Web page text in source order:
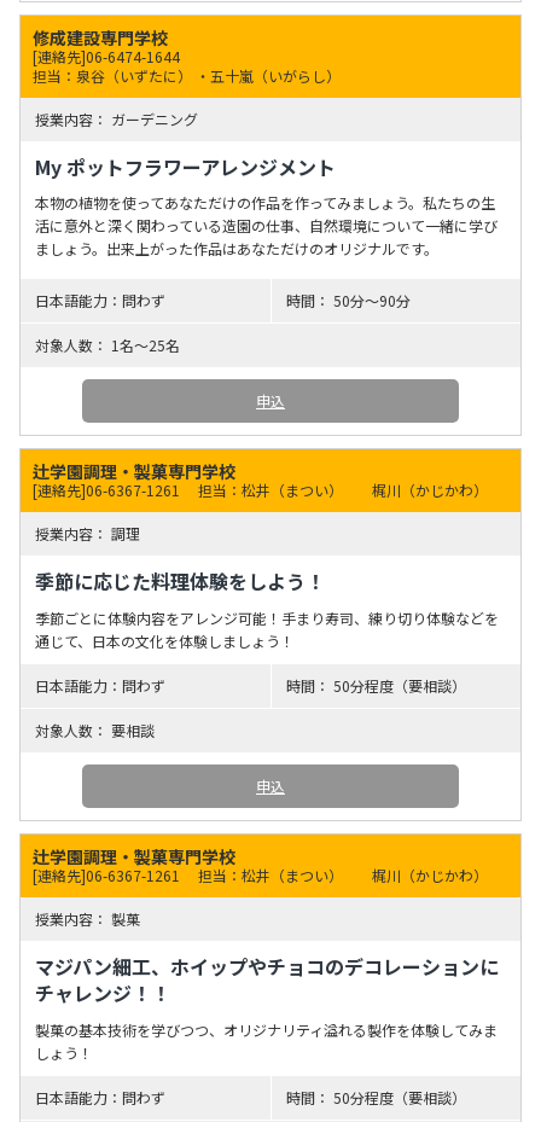
修成建設専門学校
[連絡先]06-6474-1644
担当：泉谷（いずたに） ・五十嵐（いがらし）
ガーデニング
My ポットフラワーアレンジメント
本物の植物を使ってあなただけの作品を作ってみましょう。私たちの生
活に意外と深く関わっている造園の仕事、自然環境について一緒に学び
ましょう。出来上がった作品はあなただけのオリジナルです。
問わず 50分〜90分
1名～25名
申込
辻学園調理・製菓専門学校
[連絡先]06-6367-1261 担当：松井（まつい） 梶川（かじかわ）
調理
季節に応じた料理体験をしよう！
季節ごとに体験内容をアレンジ可能！手まり寿司、練り切り体験などを
通じて、日本の文化を体験しましょう！
問わず 50分程度（要相談）
要相談
申込
辻学園調理・製菓専門学校
[連絡先]06-6367-1261 担当：松井（まつい） 梶川（かじかわ）
製菓
マジパン細工、ホイップやチョコのデコレーションに
チャレンジ！！
製菓の基本技術を学びつつ、オリジナリティ溢れる製作を体験してみま
しょう！
問わず 50分程度（要相談）